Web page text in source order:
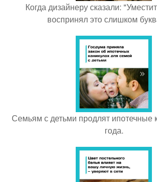
Когда дизайнеру сказали:
воспринял это слишком
Семьям с детьми продлят ипотечные
года.